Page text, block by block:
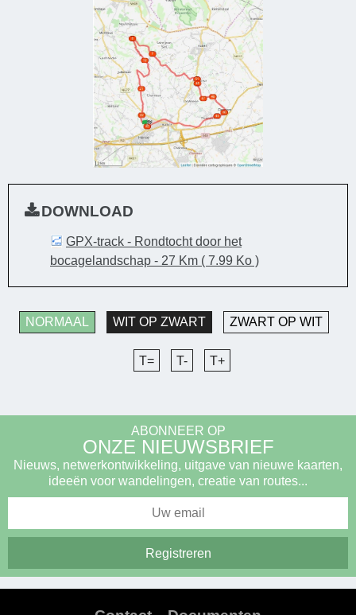
DOWNLOAD
GPX-track - Rondtocht door het
bocagelandschap - 27 Km ( 7.99 Ko )
NORMAAL WIT OP ZWART ZWART OP WIT
T= T- T+
ABONNEER OP
ONZE NIEUWSBRIEF
Nieuws, netwerkontwikkeling, uitgave van nieuwe kaarten,
ideeën voor wandelingen, creatie van routes...